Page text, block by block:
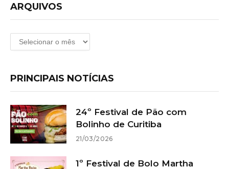
ARQUIVOS
Arquivos
PRINCIPAIS NOTÍCIAS
24º Festival de Pão com
Bolinho de Curitiba
21/03/2026
1º Festival de Bolo Martha